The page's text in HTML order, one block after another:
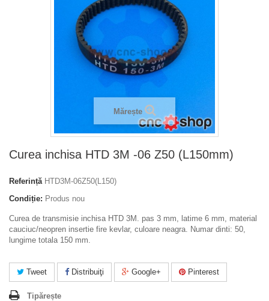
Mărește
Curea inchisa HTD 3M -06 Z50 (L150mm)
Referință HTD3M-06Z50(L150)
Condiție: Produs nou
Curea de transmisie inchisa HTD 3M. pas 3 mm, latime 6 mm, material
cauciuc/neopren insertie fire kevlar, culoare neagra. Numar dinti: 50,
lungime totala 150 mm.
Tweet Distribuiţi Google+ Pinterest
Tipărește